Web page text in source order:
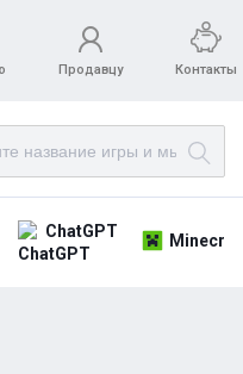
Продавцу Контакты
ChatGPT